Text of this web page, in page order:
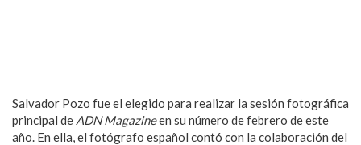
Salvador Pozo fue el elegido para realizar la sesión fotográfica
principal de ADN Magazineen su número de febrero de este
año. En ella, el fotógrafo español contó con la colaboración del